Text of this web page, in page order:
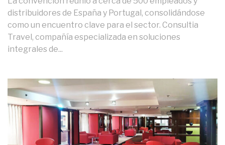
distribuidores de España y Portugal, consolidándose
como un encuentro clave para el sector. Consultia
Travel, compañía especializada en soluciones
integrales de...